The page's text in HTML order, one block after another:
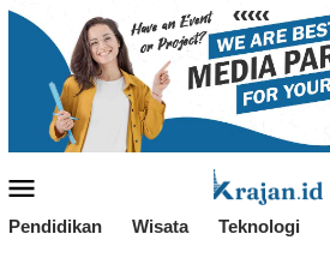
Loncat
Mobile
Pendidikan Wisata Teknologi